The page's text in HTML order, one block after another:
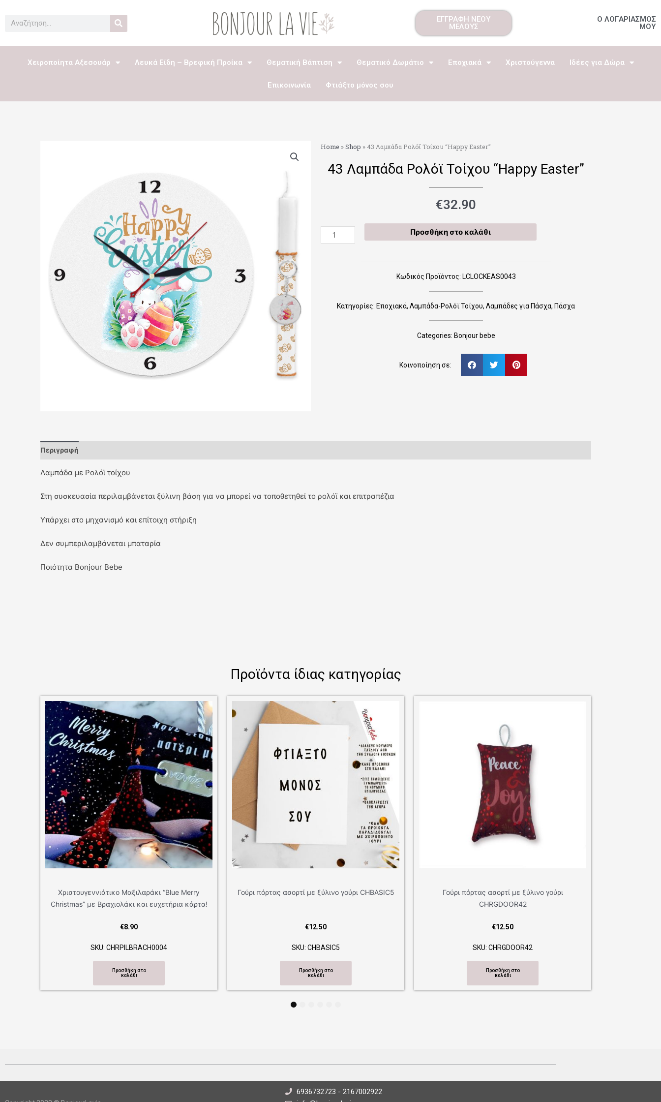
περιεχόμενο
Search
ΕΓΓΡΑΦΗ ΝΕΟΥ
ΜΕΛΟΥΣ
Ο ΛΟΓΑΡΙΑΣΜΟΣ
ΜΟΥ
Χειροποίητα Αξεσουάρ Λευκά Είδη – Βρεφική Προίκα Θεματική Βάπτιση Θεματικό Δωμάτιο Εποχιακά Χριστούγεννα Ιδέες για Δώρα
Επικοινωνία Φτιάξτο μόνος σου
Home »Shop » 43 Λαμπάδα Ρολόϊ Τοίχου “Happy Easter”
43 Λαμπάδα Ρολόϊ Τοίχου “Happy Easter”
€32.90
43
Λαμπάδα
Προσθήκη στο καλάθι
Κωδικός Προϊόντος: LCLOCKEAS0043
Κατηγορίες: Εποχιακά, Λαμπάδα-Ρολόϊ Τοίχου, Λαμπάδες για Πάσχα, Πάσχα
Categories: Bonjour bebe
Κοινοποίηση σε:
Περιγραφή
Λαμπάδα με Ρολόϊ τοίχου
Στη συσκευασία περιλαμβάνεται ξύλινη βάση για να μπορεί να τοποθετηθεί το ρολόϊ και επιτραπέζια
Υπάρχει στο μηχανισμό και επίτοιχη στήριξη
Δεν συμπεριλαμβάνεται μπαταρία
Ποιότητα Bonjour Bebe
Προϊόντα ίδιας κατηγορίας
Γούρι πόρτας ασορτί με ξύλινο γούρι CHBASIC5
€12.50
SKU: CHBASIC5
Προσθήκη στο
καλάθι
Γούρι πόρτας ασορτί με ξύλινο γούρι
€12.50
SKU: CHRGDOOR42
Προσθήκη στο
καλάθι
Γούρι πόρτας ασορτί με ξύλινο γούρι
CHRGDOOR43
Προσθήκη στο
4
6936732723 - 2167002922